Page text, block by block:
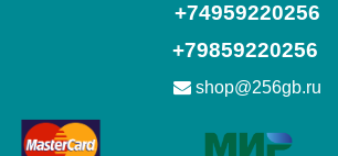
+74959220256
+79859220256
shop@256gb.ru